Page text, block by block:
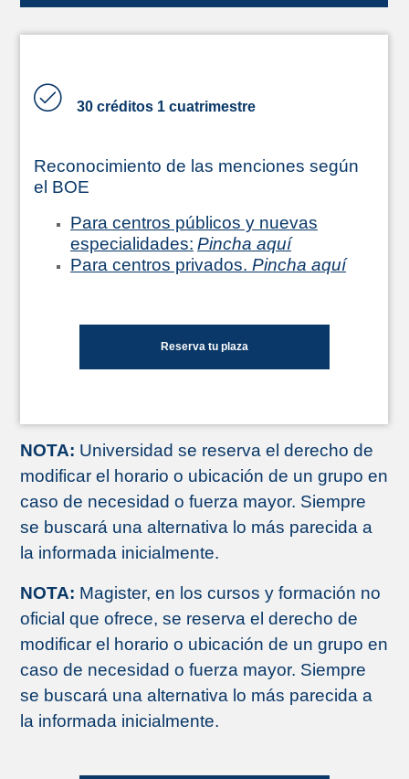
30 créditos 1 cuatrimestre
Reconocimiento de las menciones según
el BOE
Para centros públicos y nuevas
especialidades: Pincha aquí
Para centros privados. Pincha aquí
Reserva tu plaza
NOTA: Universidad se reserva el derecho de
modificar el horario o ubicación de un grupo en
caso de necesidad o fuerza mayor. Siempre
se buscará una alternativa lo más parecida a
la informada inicialmente.
NOTA: Magister, en los cursos y formación no
oficial que ofrece, se reserva el derecho de
modificar el horario o ubicación de un grupo en
caso de necesidad o fuerza mayor. Siempre
se buscará una alternativa lo más parecida a
la informada inicialmente.